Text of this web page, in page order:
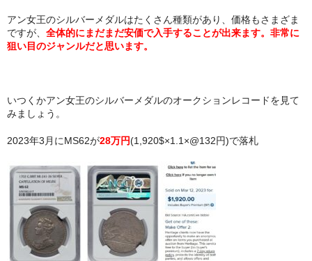
アン女王のシルバーメダルはたくさん種類があり、価格もさまざま
ですが、 全体的にまだまだ安価で入手することが出来ます。非常に
狙い目のジャンルだと思います。
いつくかアン女王のシルバーメダルのオークションレコードを見て
みましょう。
2023年3月にMS62が28万円(1,920$×1.1×@132円)で落札